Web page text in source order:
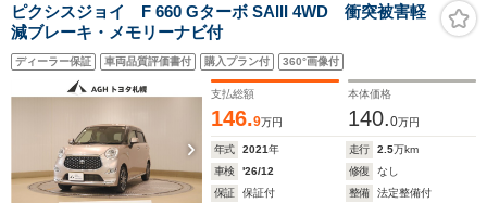
ピクシスジョイ F 660 Gターボ SAIII 4WD 衝突被害軽
減ブレーキ・メモリーナビ付
ディーラー保証 車両品質評価書付 購入プラン付 360°画像付
支払総額
146.9万円
本体価格
140.0万円
年式 2021年 走行 2.5万km
車検
'26/12 修復
なし
保証
保証付 整備
法定整備付